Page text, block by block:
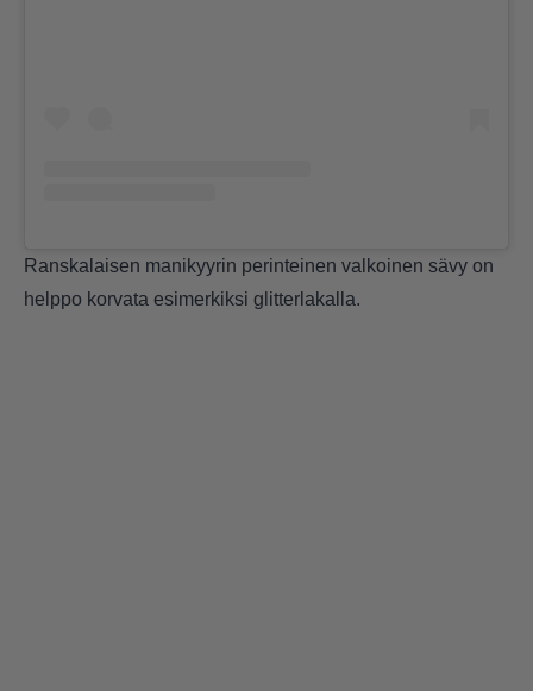
Ranskalaisen manikyyrin perinteinen valkoinen sävy on
helppo korvata esimerkiksi glitterlakalla.